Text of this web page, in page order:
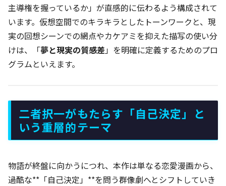
主導権を握っているか」が直感的に伝わるよう構成されて
います。仮想空間でのキラキラとしたトーンワークと、現
実の回想シーンでの網点やカケアミを抑えた描写の使い分
けは、「夢と現実の質感差」を明確に定義するためのプロ
グラムといえます。
二者択一がもたらす「自己決定」と
いう重層的テーマ
物語が終盤に向かうにつれ、本作は単なる恋愛漫画から、
過酷な**「自己決定」**を問う群像劇へとシフトしていき